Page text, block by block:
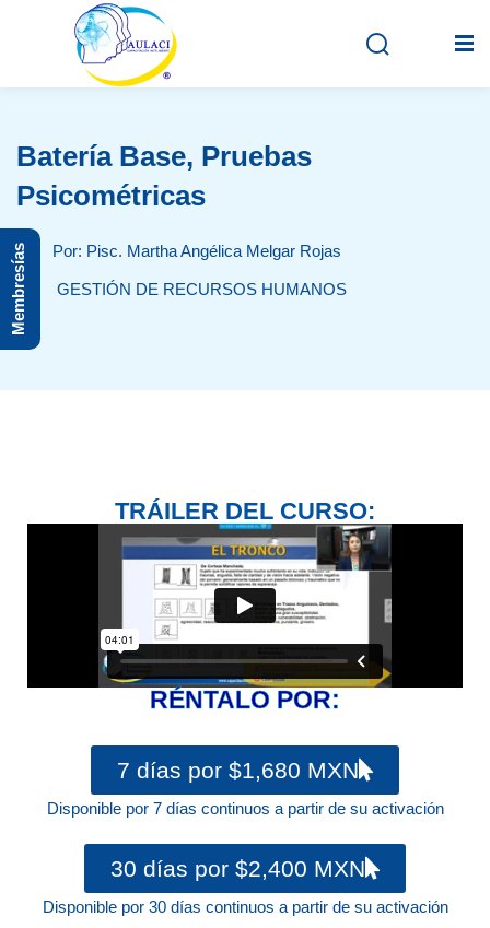
Inicio
Grabados
Batería Base, Pruebas
Psicométricas
Por: Pisc. Martha Angélica Melgar Rojas
GESTIÓN DE RECURSOS HUMANOS
TRÁILER DEL CURSO:
RÉNTALO POR:
7 días por $1,680 MXN
Disponible por 7 días continuos a partir de su activación
30 días por $2,400 MXN
Disponible por 30 días continuos a partir de su activación
Membresías